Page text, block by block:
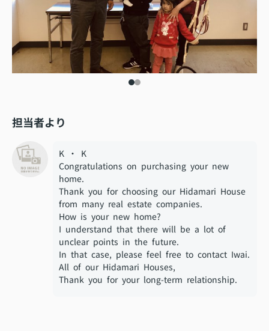
担当者より
K ・ K
Congratulations on purchasing your new
home.
Thank you for choosing our Hidamari House
from many real estate companies.
How is your new home?
I understand that there will be a lot of
unclear points in the future.
In that case, please feel free to contact Iwai.
All of our Hidamari Houses,
Thank you for your long-term relationship.